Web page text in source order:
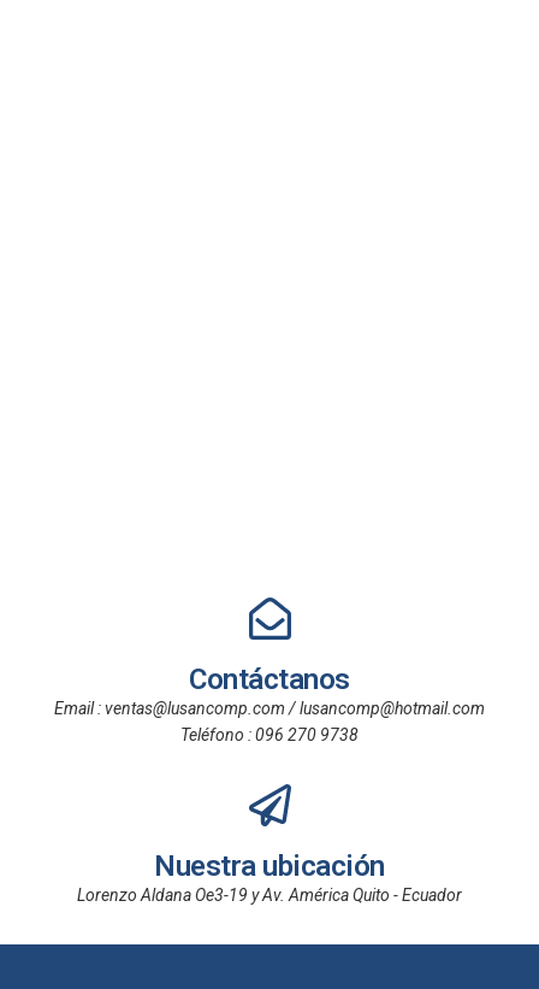
Contáctanos
Email : ventas@lusancomp.com / lusancomp@hotmail.com
Teléfono : 096 270 9738
Nuestra ubicación
Lorenzo Aldana Oe3-19 y Av. América Quito - Ecuador